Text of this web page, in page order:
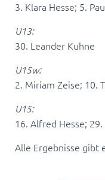
3. Klara Hesse; 5.
U13:
30. Leander Kuhne
U15w:
2. Miriam Zeise; 10.
U15:
16. Alfred Hesse;
Alle Ergebnisse gibt